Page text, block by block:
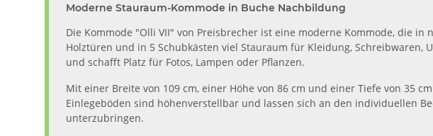
Moderne Stauraum-Kommode in Buche Nachbildung
Die Kommode "Olli VII" von Preisbrecher ist eine moderne Kommode, die
Holztüren und in 5 Schubkästen viel Stauraum für Kleidung,
und schafft Platz für Fotos, Lampen oder Pflanzen.
Mit einer Breite von 109 cm, einer Höhe von 86 cm und einer Tiefe von 35
Einlegeböden sind höhenverstellbar und lassen sich an den individuellen
unterzubringen.